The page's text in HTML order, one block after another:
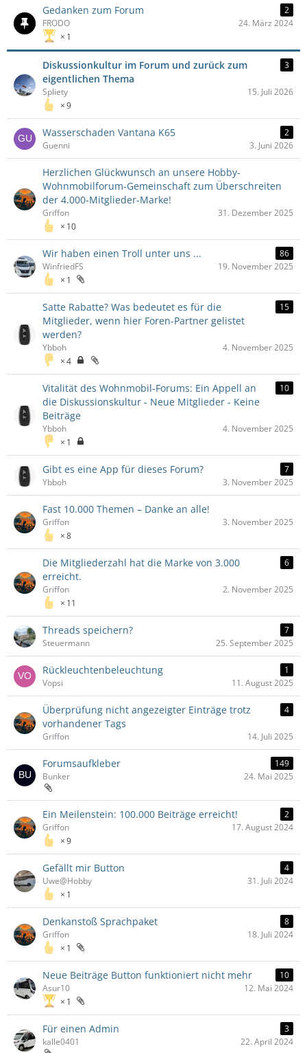
Gedanken zum Forum 2
1
FRODO 24. März 2024
Diskussionkultur im Forum und zurück zum
eigentlichen Thema
3
9
Spliety 15. Juli 2026
Wasserschaden Vantana K65
2
Guenni
3. Juni 2026
Herzlichen Glückwunsch an unsere Hobby-
Wohnmobilforum-Gemeinschaft zum Überschreiten
der 4.000-Mitglieder-Marke!
10
Griffon 31. Dezember 2025
Wir haben einen Troll unter uns ... 86
1
WinfriedFS 19. November 2025
Satte Rabatte? Was bedeutet es für die
Mitglieder, wenn hier Foren-Partner gelistet
werden?
15
4
Ybboh 4. November 2025
Vitalität des Wohnmobil-Forums: Ein Appell an
die Diskussionskultur - Neue Mitglieder - Keine
Beiträge
10
1
Ybboh 4. November 2025
Gibt es eine App für dieses Forum?
7
Ybboh
3. November 2025
Fast 10.000 Themen – Danke an alle!
8
Griffon 3. November 2025
Die Mitgliederzahl hat die Marke von 3.000
erreicht.
6
11
Griffon 2. November 2025
Threads speichern?
7
Steuermann
25. September 2025
Rückleuchtenbeleuchtung
1
Vopsi
11. August 2025
Überprüfung nicht angezeigter Einträge trotz
vorhandener Tags
4
Griffon 14. Juli 2025
Forumsaufkleber
149
Bunker
24. Mai 2025
Ein Meilenstein: 100.000 Beiträge erreicht! 2
9
Griffon 17. August 2024
Gefällt mir Button 4
1
Uwe@Hobby 31. Juli 2024
Denkanstoß Sprachpaket 8
1
Griffon 18. Juli 2024
Neue Beiträge Button funktioniert nicht mehr 10
1
Asur10 12. Mai 2024
Für einen Admin
3
kalle0401
22. April 2024